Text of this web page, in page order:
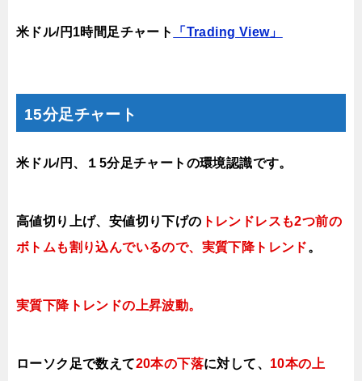
米ドル/円1時間足チャート 「Trading View」
15分足チャート
米ドル/円、１5分足チャートの環境認識です。
高値切り上げ、安値切り下げの トレンドレスも2つ前の
ボトムも割り込んでいるので、実質下降トレンド。
実質下降トレンドの上昇波動。
ローソク足で数えて20本の下落に対して、 10本の上